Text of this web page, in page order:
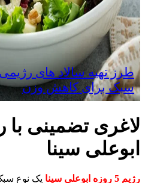
سبک برای کاهش وزن
ابوعلی سینا
رژیم 5 روزه ابوعلی سینا یک نوع